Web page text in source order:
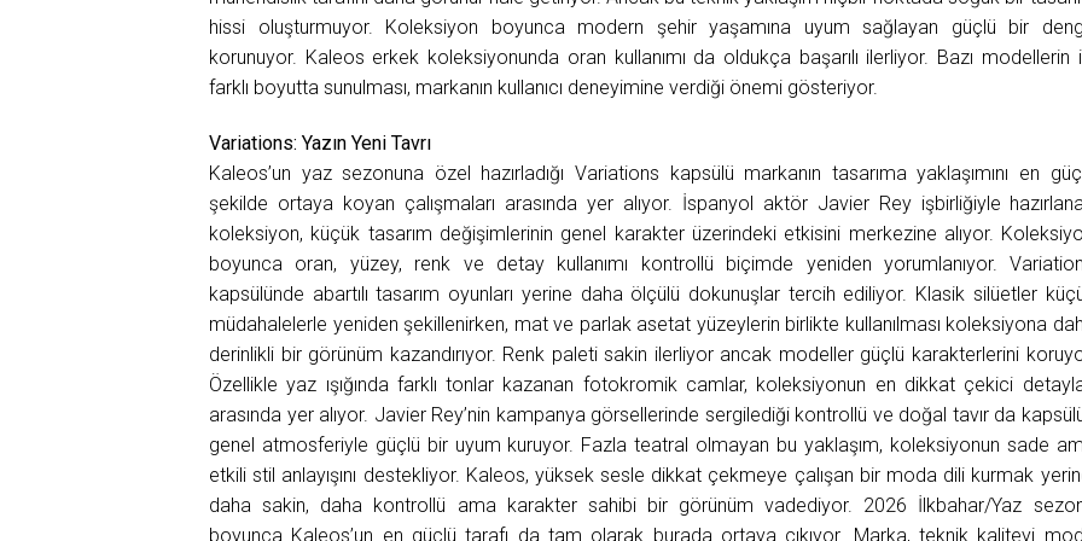
hissi oluşturmuyor. Koleksiyon boyunca modern şehir yaşamına uyum sağlayan güçlü bir
korunuyor. Kaleos erkek koleksiyonunda oran kullanımı da oldukça başarılı ilerliyor. Bazı modellerin
farklı boyutta sunulması, markanın kullanıcı deneyimine verdiği önemi gösteriyor.
Variations: Yazın Yeni Tavrı
Kaleos’un yaz sezonuna özel hazırladığı Variations kapsülü markanın tasarıma yaklaşımını en
şekilde ortaya koyan çalışmaları arasında yer alıyor. İspanyol aktör Javier Rey işbirliğiyle
koleksiyon, küçük tasarım değişimlerinin genel karakter üzerindeki etkisini merkezine alıyor.
boyunca oran, yüzey, renk ve detay kullanımı kontrollü biçimde yeniden yorumlanıyor.
kapsülünde abartılı tasarım oyunları yerine daha ölçülü dokunuşlar tercih ediliyor. Klasik silüetler
müdahalelerle yeniden şekillenirken, mat ve parlak asetat yüzeylerin birlikte kullanılması koleksiyona
derinlikli bir görünüm kazandırıyor. Renk paleti sakin ilerliyor ancak modeller güçlü karakterlerini
Özellikle yaz ışığında farklı tonlar kazanan fotokromik camlar, koleksiyonun en dikkat çekici
arasında yer alıyor. Javier Rey’nin kampanya görsellerinde sergilediği kontrollü ve doğal tavır da
genel atmosferiyle güçlü bir uyum kuruyor. Fazla teatral olmayan bu yaklaşım, koleksiyonun sade
etkili stil anlayışını destekliyor. Kaleos, yüksek sesle dikkat çekmeye çalışan bir moda dili kurmak
daha sakin, daha kontrollü ama karakter sahibi bir görünüm vadediyor. 2026 İlkbahar/Yaz
boyunca Kaleos’un en güçlü tarafı da tam olarak burada ortaya çıkıyor. Marka, teknik kaliteyi